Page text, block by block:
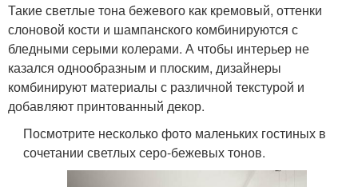
Такие светлые тона бежевого как кремовый, оттенки
слоновой кости и шампанского комбинируются с
бледными серыми колерами. А чтобы интерьер не
казался однообразным и плоским, дизайнеры
комбинируют материалы с различной текстурой и
добавляют принтованный декор.
Посмотрите несколько фото маленьких гостиных в
сочетании светлых серо-бежевых тонов.